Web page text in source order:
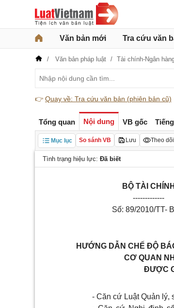
Văn bản mới Tra cứu văn
Văn bản pháp luật Tài chính-Ngân
👉 Quay về: Tra cứu văn bản (phiên bản cũ)
Tổng quan Nội dung VB gốc
Mục lục So sánh VB Lưu Theo
Tình trạng hiệu lực: Đã biết
BỘ TÀI CHÍNH
-------------
Số: 89/2010/TT-
HƯỚNG DẪN CHẾ ĐỘ
CƠ QUAN
ĐƯỢC
- Căn cứ Luật Quản lý,